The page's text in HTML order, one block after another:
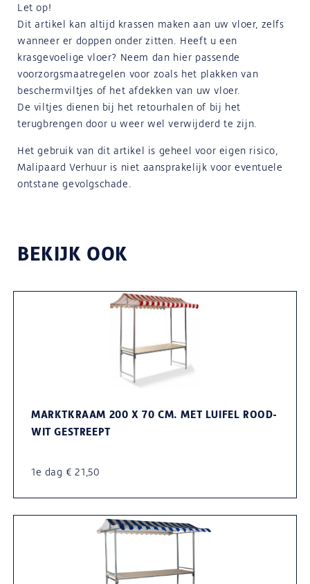
Let op!
Dit artikel kan altijd krassen maken aan uw vloer, zelfs
wanneer er doppen onder zitten. Heeft u een
krasgevoelige vloer? Neem dan hier passende
voorzorgsmaatregelen voor zoals het plakken van
beschermviltjes of het afdekken van uw vloer.
De viltjes dienen bij het retourhalen of bij het
terugbrengen door u weer wel verwijderd te zijn.
Het gebruik van dit artikel is geheel voor eigen risico,
Malipaard Verhuur is niet aansprakelijk voor eventuele
ontstane gevolgschade.
BEKIJK OOK
MARKTKRAAM 200 X 70 CM. MET LUIFEL ROOD-
WIT GESTREEPT
1e dag € 21,50